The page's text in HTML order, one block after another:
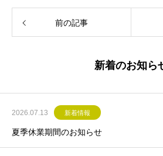
前の記事
新着のお知ら
2026.07.13 新着情報
夏季休業期間のお知らせ